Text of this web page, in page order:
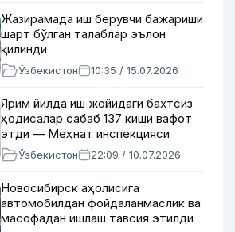
Жазирамада иш берувчи бажариши
шарт бўлган талаблар эълон
қилинди
Ўзбекистон 10:35 / 15.07.2026
Ярим йилда иш жойидаги бахтсиз
ҳодисалар сабаб 137 киши вафот
этди — Меҳнат инспекцияси
Ўзбекистон 22:09 / 10.07.2026
Новосибирск аҳолисига
автомобилдан фойдаланмаслик ва
масофадан ишлаш тавсия этилди